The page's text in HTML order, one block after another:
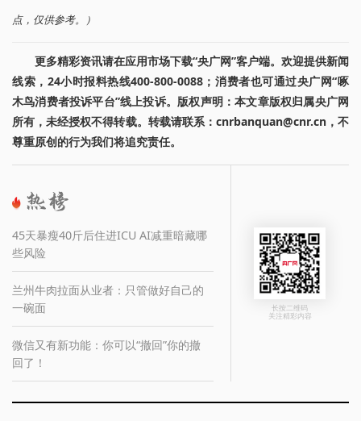
点，仅供参考。）
更多精彩资讯请在应用市场下载“央广网”客户端。欢迎提供新闻
线索，24小时报料热线400-800-0088；消费者也可通过央广网“啄
木鸟消费者投诉平台”线上投诉。版权声明：本文章版权归属央广网
所有，未经授权不得转载。转载请联系：cnrbanquan@cnr.cn，不
尊重原创的行为我们将追究责任。
45天暴瘦40斤后住进ICU AI减重暗藏哪
些风险
兰州牛肉拉面从业者：只管做好自己的
一碗面
微信又有新功能：你可以“撤回”你的撤
回了！
长按二维码
关注精彩内容